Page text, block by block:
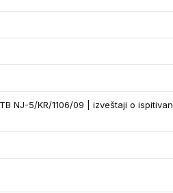
NJ-5/KR/1106/09 | izveštaji o